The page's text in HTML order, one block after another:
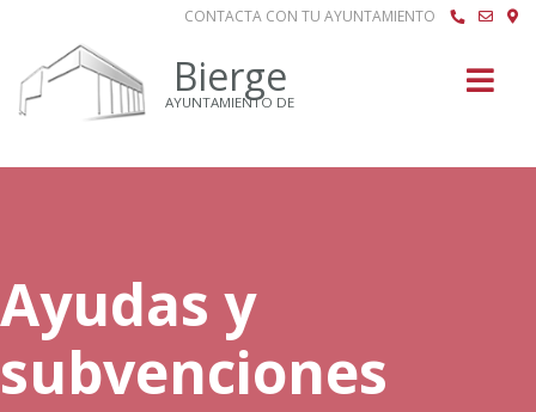
CONTACTA CON TU AYUNTAMIENTO
Bierge
AYUNTAMIENTO DE
Ayudas y
subvenciones